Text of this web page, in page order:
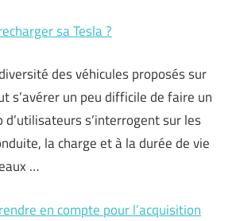
sa Tesla ?
des véhicules proposés sur
s’avérer un peu difficile de faire un
d’utilisateurs s’interrogent sur les
la charge et à la durée de vie
…
en compte pour l’acquisition